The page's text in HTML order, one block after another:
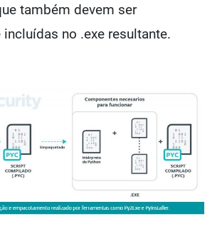
também devem ser
no .exe resultante.